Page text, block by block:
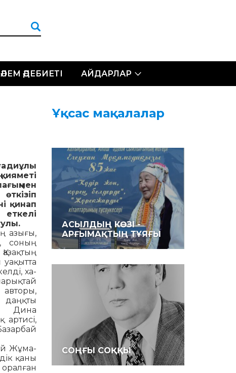
ӘЛЕМ ӘДЕБИЕТІ АЙДАРЛАР
қинап
азығы,
соның
ха­
даңқ­ты
Дина
артисі,
Жұ­ма­
қа­ны
Ұқсас мақалалар
АСЫЛДЫҢ КӨЗІ -
АРҒЫМАҚТЫҢ ТҰЯҒЫ
СОҢҒЫ СОҚҚЫ